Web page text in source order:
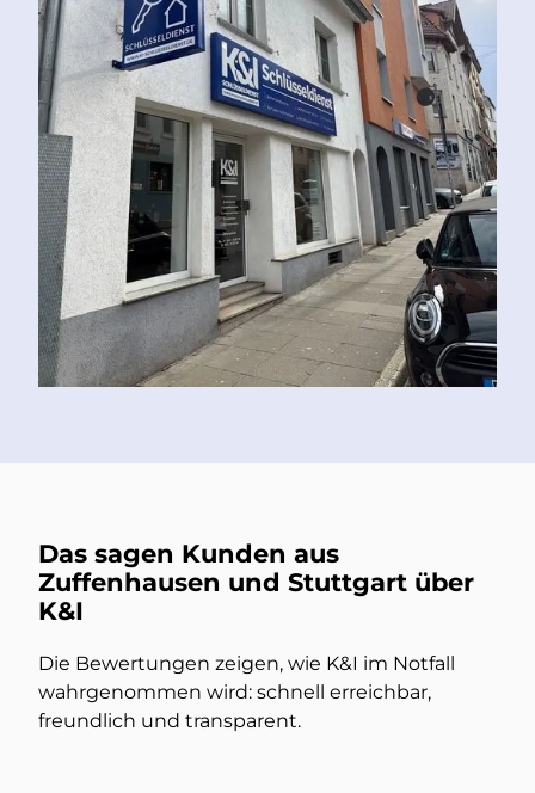
Das sagen Kunden aus
Zuffenhausen und Stuttgart über
K&I
Die Bewertungen zeigen, wie K&I im Notfall
wahrgenommen wird: schnell erreichbar,
freundlich und transparent.